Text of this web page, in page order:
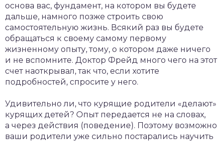
основа вас, фундамент, на котором вы будете
дальше, намного позже строить свою
самостоятельную жизнь. Всякий раз вы будете
обращаться к своему самому первому
жизненному опыту, тому, о котором даже ничего
и не вспомните. Доктор Фрейд много чего на этот
счет наоткрывал, так что, если хотите
подробностей, спросите у него.
Удивительно ли, что курящие родители «делают»
курящих детей? Опыт передается не на словах,
а через действия (поведение). Поэтому возможно
ваши родители уже сильно постарались научить